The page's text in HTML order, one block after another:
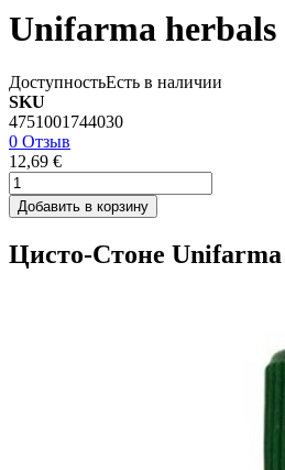
Unifarma herbals
ДоступностьЕсть в наличии
SKU
4751001744030
0 Отзыв
12,69 €
Добавить в корзину
Цисто-Стоне Unifarma